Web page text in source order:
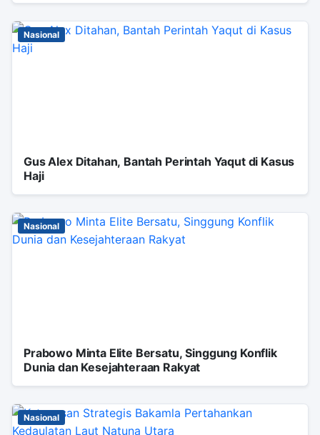
Nasional
Gus Alex Ditahan, Bantah Perintah Yaqut di Kasus
Haji
Nasional
Prabowo Minta Elite Bersatu, Singgung Konflik
Dunia dan Kesejahteraan Rakyat
Nasional